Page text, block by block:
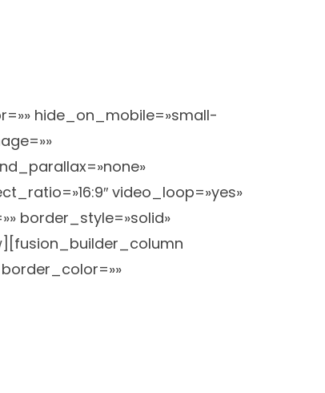
hide_on_mobile=»small-
video_loop=»yes»
border_style=»solid»
border_color=»»